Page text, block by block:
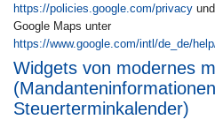
https://policies.google.com/privacy
Google Maps unter
https://www.google.com/intl/de_de/
Widgets von modernes
Steuerterminkalender)